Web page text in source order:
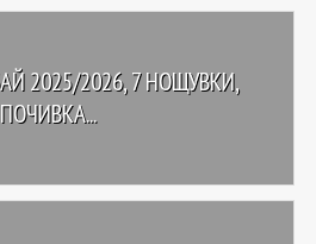
2025/2026, 7 НОЩУВКИ,
ПОЧИВКА...